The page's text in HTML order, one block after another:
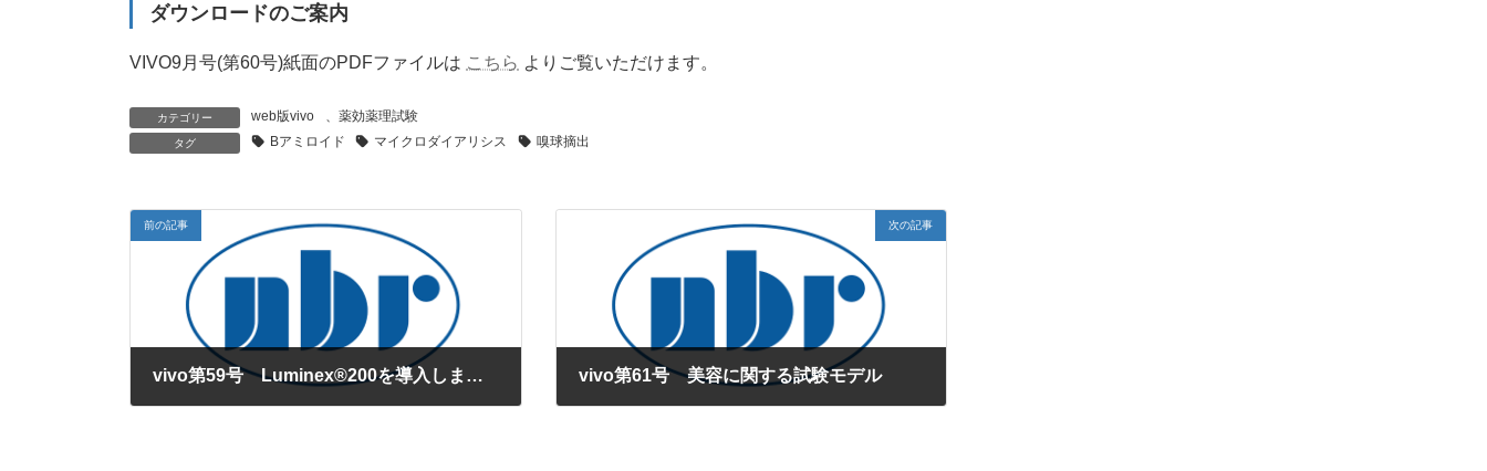
ダウンロードのご案内
VIVO9月号(第60号)紙面のPDFファイルは こちら よりご覧いただけます。
カテゴリー web版vivo 、 薬効薬理試験
タグ Βアミロイド マイクロダイアリシス 嗅球摘出
前の記事
vivo第59号 Luminex®200を導入しました。
次の記事
vivo第61号 美容に関する試験モデル